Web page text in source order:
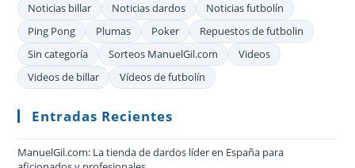
Noticias billar
Noticias dardos
Noticias futbolín
Ping Pong
Plumas Poker
Repuestos de futbolin
Sin categoría
Sorteos ManuelGil.com
Videos
Videos de billar
Vídeos de futbolín
Entradas Recientes
ManuelGil.com: La tienda de dardos líder en España para